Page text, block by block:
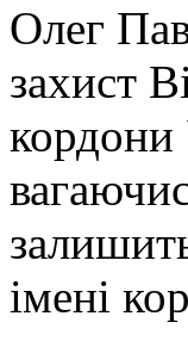
Олег
захист
імені